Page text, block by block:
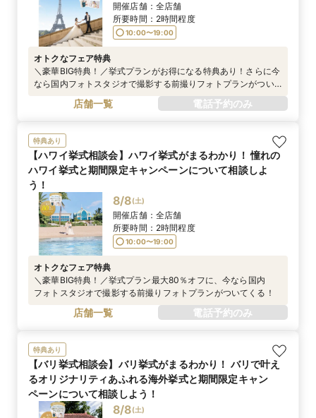
開催店舗： 全店舗
所要時間： 2時間程度
10:00〜19:00
オトクなフェア特典
＼豪華BIG特典！／挙式プランがお得になる特典あり！さらに今
なら国内フォトスタジオで撮影する前撮りフォトプランがつい
店舗一覧 電話予約のみ
特典あり
【ハワイ挙式相談会】ハワイ挙式がまるわかり！ 憧れの
ハワイ挙式と期間限定キャンペーンについて相談しよ
う！
8/8(土)
開催店舗： 全店舗
所要時間： 2時間程度
10:00〜19:00
オトクなフェア特典
＼豪華BIG特典！／挙式プラン最大80％オフに、今なら国内
フォトスタジオで撮影する前撮りフォトプランがついてくる！
店舗一覧 電話予約のみ
特典あり
【バリ挙式相談会】バリ挙式がまるわかり！ バリで叶え
るオリジナリティあふれる海外挙式と期間限定キャン
ペーンについて相談しよう！
8/8(土)